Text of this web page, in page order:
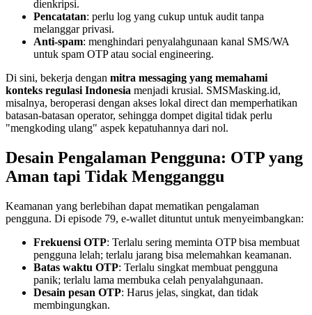
dienkripsi.
Pencatatan: perlu log yang cukup untuk audit tanpa
melanggar privasi.
Anti-spam: menghindari penyalahgunaan kanal SMS/WA
untuk spam OTP atau social engineering.
Di sini, bekerja dengan mitra messaging yang memahami
konteks regulasi Indonesia menjadi krusial. SMSMasking.id,
misalnya, beroperasi dengan akses lokal direct dan memperhatikan
batasan-batasan operator, sehingga dompet digital tidak perlu
"mengkoding ulang" aspek kepatuhannya dari nol.
Desain Pengalaman Pengguna: OTP yang
Aman tapi Tidak Mengganggu
Keamanan yang berlebihan dapat mematikan pengalaman
pengguna. Di episode 79, e-wallet dituntut untuk menyeimbangkan:
Frekuensi OTP: Terlalu sering meminta OTP bisa membuat
pengguna lelah; terlalu jarang bisa melemahkan keamanan.
Batas waktu OTP: Terlalu singkat membuat pengguna
panik; terlalu lama membuka celah penyalahgunaan.
Desain pesan OTP: Harus jelas, singkat, dan tidak
membingungkan.